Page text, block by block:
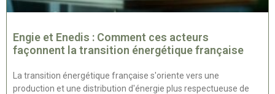
Engie et Enedis : Comment ces acteurs
façonnent la transition énergétique française
La transition énergétique française s'oriente vers une
production et une distribution d'énergie plus respectueuse de